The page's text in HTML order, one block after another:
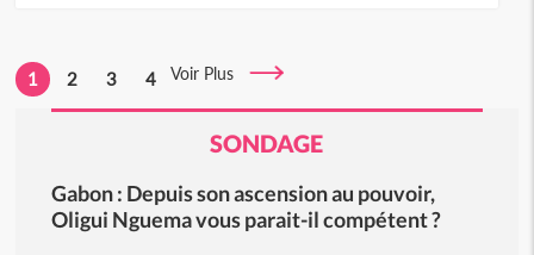
1 2 3 4 Voir Plus
SONDAGE
Gabon : Depuis son ascension au pouvoir,
Oligui Nguema vous parait-il compétent ?